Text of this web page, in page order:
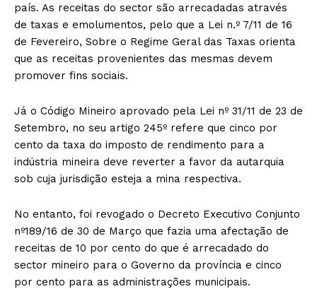
país. As receitas do sector são arrecadadas através
de taxas e emolumentos, pelo que a Lei n.º 7/11 de 16
de Fevereiro, Sobre o Regime Geral das Taxas orienta
que as receitas provenientes das mesmas devem
promover fins sociais.
Já o Código Mineiro aprovado pela Lei nº 31/11 de 23 de
Setembro, no seu artigo 245º refere que cinco por
cento da taxa do imposto de rendimento para a
indústria mineira deve reverter a favor da autarquia
sob cuja jurisdição esteja a mina respectiva.
No entanto, foi revogado o Decreto Executivo Conjunto
nº189/16 de 30 de Março que fazia uma afectação de
receitas de 10 por cento do que é arrecadado do
sector mineiro para o Governo da província e cinco
por cento para as administrações municipais.